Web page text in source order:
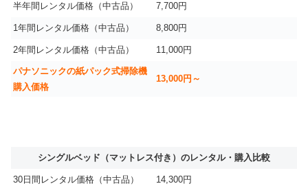
半年間レンタル価格（中古品） 7,700円
1年間レンタル価格（中古品） 8,800円
2年間レンタル価格（中古品） 11,000円
パナソニックの紙パック式掃除機
購入価格
13,000円～
シングルベッド（マットレス付き）のレンタル・購入比較
30日間レンタル価格（中古品） 14,300円